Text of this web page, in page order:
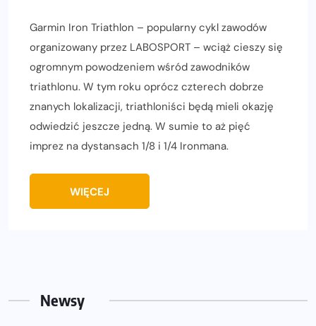
Garmin Iron Triathlon – popularny cykl zawodów
organizowany przez LABOSPORT – wciąż cieszy się
ogromnym powodzeniem wśród zawodników
triathlonu. W tym roku oprócz czterech dobrze
znanych lokalizacji, triathloniści będą mieli okazję
odwiedzić jeszcze jedną. W sumie to aż pięć
imprez na dystansach 1/8 i 1/4 Ironmana.
WIĘCEJ
Newsy